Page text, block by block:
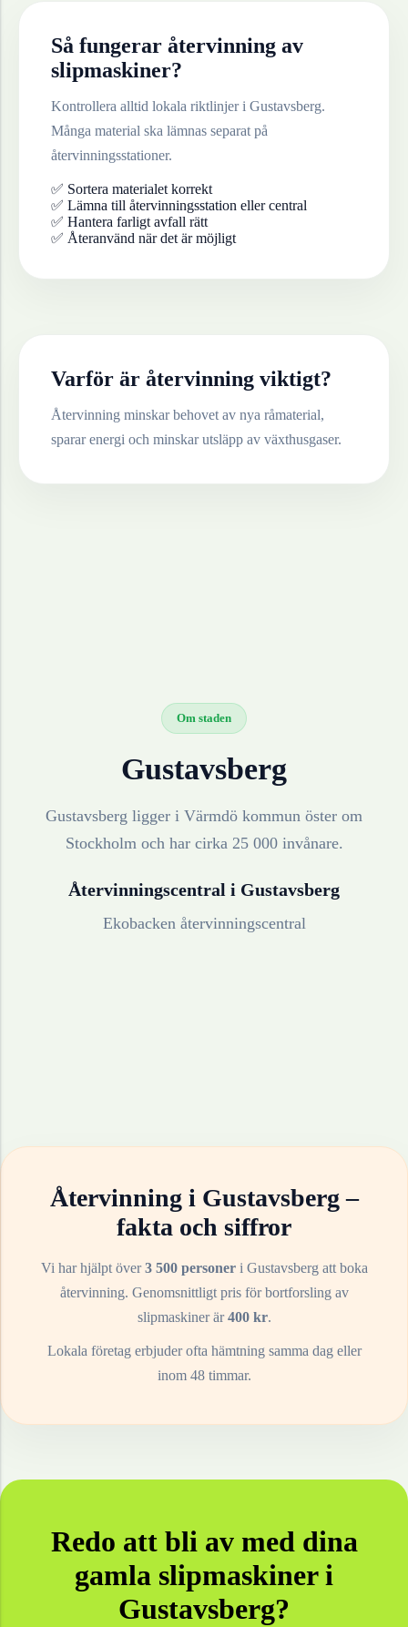
Så fungerar återvinning av
slipmaskiner?
Kontrollera alltid lokala riktlinjer i Gustavsberg.
Många material ska lämnas separat på
återvinningsstationer.
✅ Sortera materialet korrekt
✅ Lämna till återvinningsstation eller central
✅ Hantera farligt avfall rätt
✅ Återanvänd när det är möjligt
Varför är återvinning viktigt?
Återvinning minskar behovet av nya råmaterial,
sparar energi och minskar utsläpp av växthusgaser.
Om staden
Gustavsberg
Gustavsberg ligger i Värmdö kommun öster om
Stockholm och har cirka 25 000 invånare.
Återvinningscentral i Gustavsberg
Ekobacken återvinningscentral
Återvinning i Gustavsberg–
fakta och siffror
Vi har hjälpt över3 500 personeri Gustavsberg att boka
återvinning. Genomsnittligt pris för bortforsling av
slipmaskinerär400kr.
Lokala företag erbjuder ofta hämtning samma dag eller
inom 48 timmar.
Redo att bli av med dina
gamla slipmaskineri
Gustavsberg?